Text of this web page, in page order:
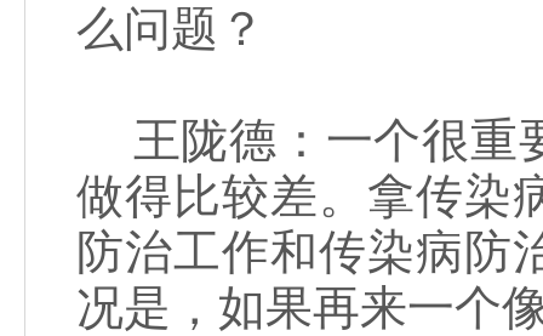
么问题？
王陇德：一个很重
做得比较差。拿传染
防治工作和传染病防
况是，如果再来一个